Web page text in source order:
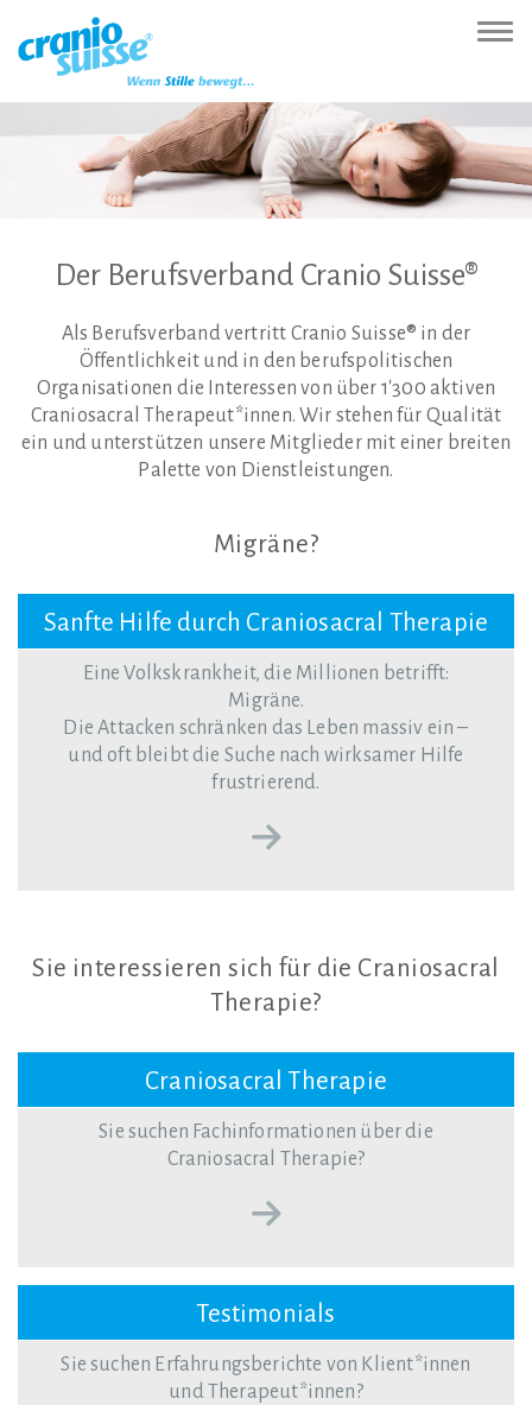
(Accesskey
Hauptnavigation
(Accesskey
Inhalt
(Accesskey
Sprachumschaltung
(Accesskey
Der Berufsverband Cranio Suisse®
Als Berufsverband vertritt Cranio Suisse® in der
Öffentlichkeit und in den berufspolitischen
Organisationen die Interessen von über 1'300 aktiven
Craniosacral Therapeut*innen. Wir stehen für Qualität
ein und unterstützen unsere Mitglieder mit einer breiten
Palette von Dienstleistungen.
Migräne?
Sanfte Hilfe durch Craniosacral Therapie
Eine Volkskrankheit, die Millionen betrifft:
Migräne.
Die Attacken schränken das Leben massiv ein –
und oft bleibt die Suche nach wirksamer Hilfe
frustrierend.
Sie interessierensich für die Craniosacral
Therapie?
Craniosacral Therapie
Sie suchen Fachinformationen über die
Craniosacral Therapie?
Testimonials
Sie suchen Erfahrungsberichte von Klient*innen
und Therapeut*innen?